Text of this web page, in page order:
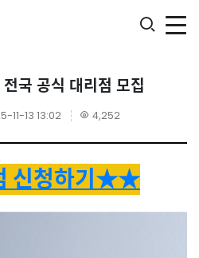
국 공식 대리점 모집
11-13 13:02 4,252
신청하기★★